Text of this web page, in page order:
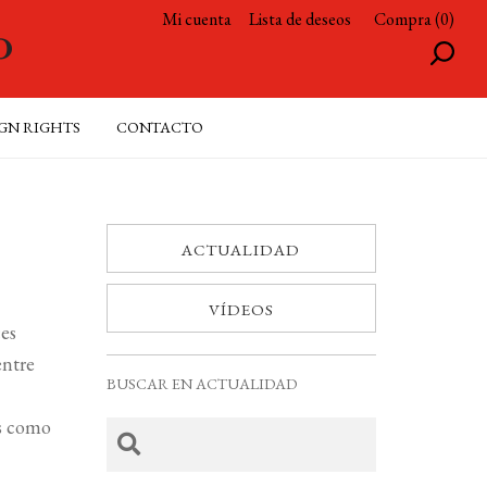
Mi cuenta Lista de deseos Compra (0)
RIGHTS CONTACTO
como
ACTUALIDAD
VÍDEOS
BUSCAR EN ACTUALIDAD